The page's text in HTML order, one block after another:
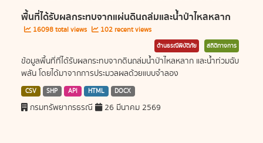
พื้นที่ได้รับผลกระทบจากแผ่นดินถล่มและน้ำป่าไหลหลาก
16098 total views 102 recent views
ด้านธรณีพิบัติภัย สถิติทางการ
ข้อมูลพื้นที่ที่ได้รับผลกระทบจากดินถล่มน้ำป่าไหลหลาก และน้ำท่วมฉับ
พลัน โดยได้มาจากการประมวลผลด้วยแบบจำลอง
CSV SHP API HTML DOCX
กรมทรัพยากรธรณี 26 มีนาคม 2569